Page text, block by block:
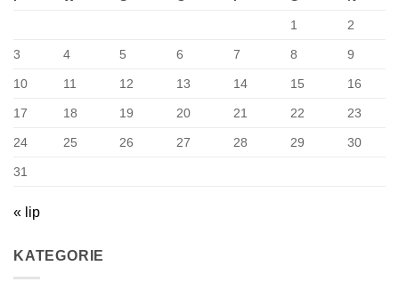
1
2
3 4 5 6 7 8 9
10 11 12 13 14 15 16
17 18 19 20 21 22 23
24 25 26 27 28 29 30
31
« lip
KATEGORIE